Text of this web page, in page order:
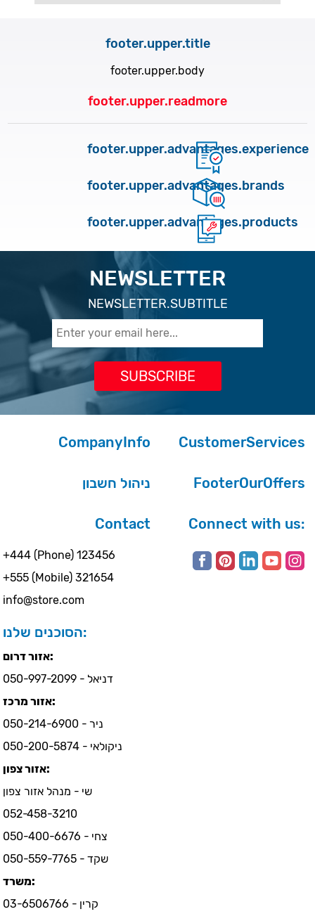
footer.upper.title
footer.upper.body
footer.upper.readmore
footer.upper.advantages.experience
footer.upper.advantages.brands
footer.upper.advantages.products
NEWSLETTER
NEWSLETTER.SUBTITLE
CompanyInfo CustomerServices
ניהול חשבון FooterOurOffers
Contact
+444 (Phone) 123456
+555 (Mobile) 321654
info@store.com
הסוכנים שלנו:
אזור דרום:
דניאל - 050-997-2099
אזור מרכז:
ניר - 050-214-6900
ניקולאי - 050-200-5874
אזור צפון:
שי - מנהל אזור צפון
052-458-3210
צחי - 050-400-6676
שקד - 050-559-7765
משרד:
קרין - 03-6506766
Connect with us: